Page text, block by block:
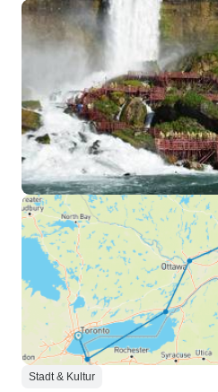
Stadt & Kultur